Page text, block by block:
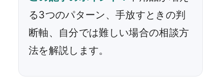
る3つのパターン、手放すときの判
断軸、自分では難しい場合の相談方
法を解説します。